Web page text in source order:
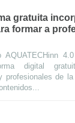
gratuita
formar a
AQUATECHinn
digital
profesionales de